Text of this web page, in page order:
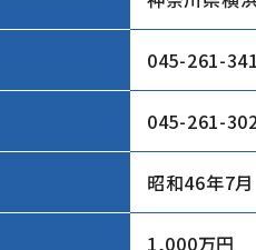
045-261-
045-261-
昭和46年7月
1,000万円